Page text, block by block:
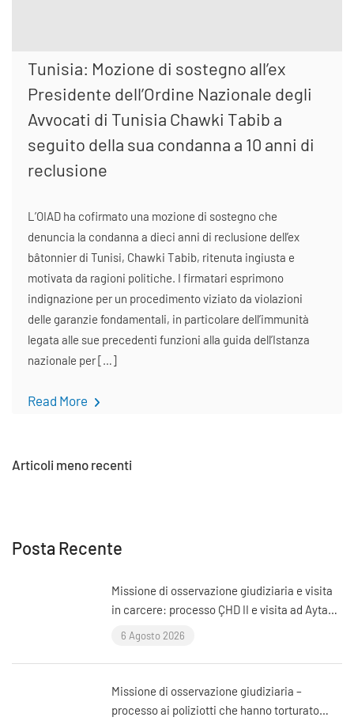
Tunisia: Mozione di sostegno all’ex
Presidente dell’Ordine Nazionale degli
Avvocati di Tunisia Chawki Tabib a
seguito della sua condanna a 10 anni di
reclusione
L’OIAD ha cofirmato una mozione di sostegno che
denuncia la condanna a dieci anni di reclusione dell’ex
bâtonnier di Tunisi, Chawki Tabib, ritenuta ingiusta e
motivata da ragioni politiche. I firmatari esprimono
indignazione per un procedimento viziato da violazioni
delle garanzie fondamentali, in particolare dell’immunità
legata alle sue precedenti funzioni alla guida dell’Istanza
nazionale per […]
Read More
Navigazione
Articoli meno recenti
Posta Recente
Missione di osservazione giudiziaria e visita
in carcere: processo ÇHD II e visita ad Aytaç
Ünsal (Istanbul, Turchia)
6 Agosto 2026
Missione di osservazione giudiziaria –
processo ai poliziotti che hanno torturato